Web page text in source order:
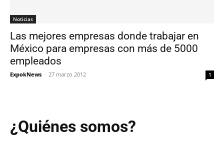
Noticias
Las mejores empresas donde trabajar en
México para empresas con más de 5000
empleados
ExpokNews - 27 marzo 2012 1
¿Quiénes somos?